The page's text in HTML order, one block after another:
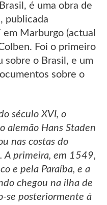
é uma obra de
publicada
Marburgo (actual
Foi o primeiro
sobre o Brasil, e um
sobre o
século XVI, o
alemão Hans Staden
nas costas do
A primeira, em 1549,
e pela Paraíba, e a
chegou na ilha de
se posteriormente à